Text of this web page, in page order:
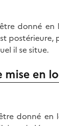
donné
il se situe.
mise en
donné en